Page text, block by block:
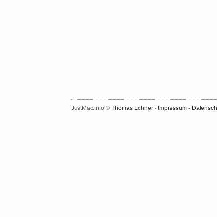
JustMac.info © Thomas Lohner - Impressum -